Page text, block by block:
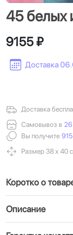
45 белых
Доставка
9155 ₽
Доставка
Самовывоз в
Вы получите
Размер 38 х 40
Коротко о
Описание